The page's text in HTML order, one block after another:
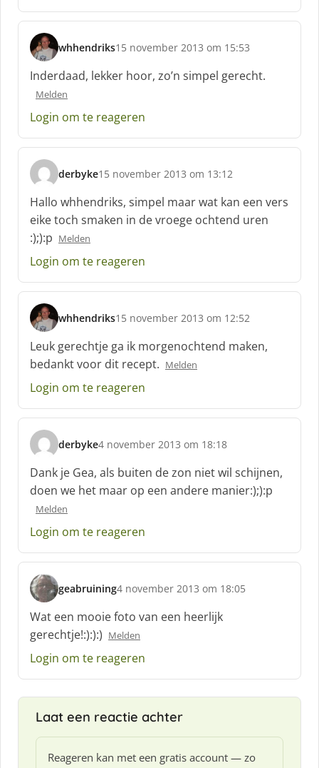
f
whhendriks
s
c
h
e
f
15 november 2013 om 15:53
Inderdaad, lekker hoor, zo’n simpel gerecht.
Melden
Login om te reageren
derbyke
s
c
h
r
e
e
:
15 november 2013 om 13:12
Hallo whhendriks, simpel maar wat kan een vers
eike toch smaken in de vroege ochtend uren
:);):p Melden
Login om te reageren
whhendriks
s
c
h
r
e
f
15 november 2013 om 12:52
Leuk gerechtje ga ik morgenochtend maken,
bedankt voor dit recept. Melden
Login om te reageren
derbyke
s
c
h
r
e
:
4 november 2013 om 18:18
Dank je Gea, als buiten de zon niet wil schijnen,
doen we het maar op een andere manier:);):p
Melden
Login om te reageren
geabruining
s
c
h
r
e
:
4 november 2013 om 18:05
Wat een mooie foto van een heerlijk
gerechtje!:):):) Melden
Login om te reageren
Laat een reactie achter
Reageren kan met een gratis account — zo